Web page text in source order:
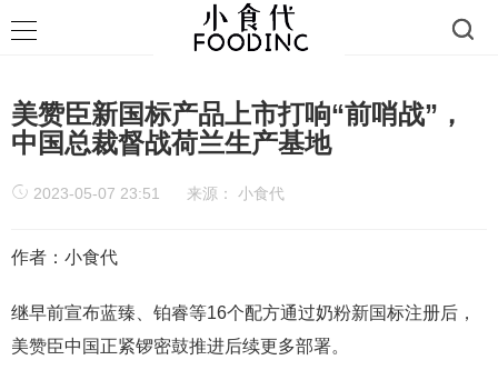
美赞臣新国标产品上市打响“前哨战”，
中国总裁督战荷兰生产基地
2023-05-07 23:51 来源： 小食代
作者：小食代
继早前宣布蓝臻、铂睿等16个配方通过奶粉新国标注册后，
美赞臣中国正紧锣密鼓推进后续更多部署。